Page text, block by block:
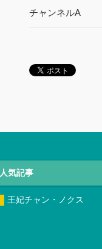
チャンネルA
人気記事
王妃チャン・ノクス